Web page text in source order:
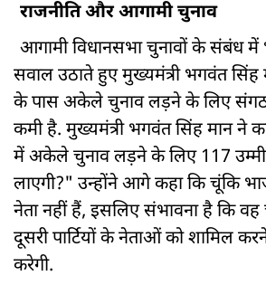
राजनीति और आगामी चुनाव
आगामी विधानसभा चुनावों के संबंध में
सवाल उठाते हुए मुख्यमंत्री भगवंत सिंह
के पास अकेले चुनाव लड़ने के लिए
कमी है. मुख्यमंत्री भगवंत सिंह मान ने
में अकेले चुनाव लड़ने के लिए 117
लाएगी?" उन्होंने आगे कहा कि चूंकि
नेता नहीं हैं, इसलिए संभावना है कि
दूसरी पार्टियों के नेताओं को शामिल
करेगी.